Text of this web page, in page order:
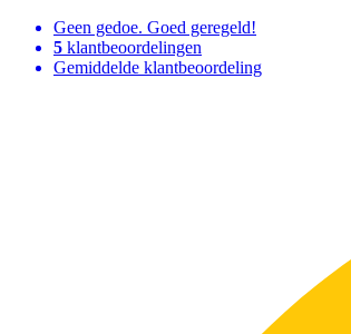
Geen gedoe. Goed geregeld!
5 klantbeoordelingen
Gemiddelde klantbeoordeling